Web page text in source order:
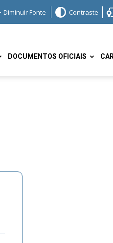
Diminuir Fonte Contraste
DOCUMENTOS OFICIAIS